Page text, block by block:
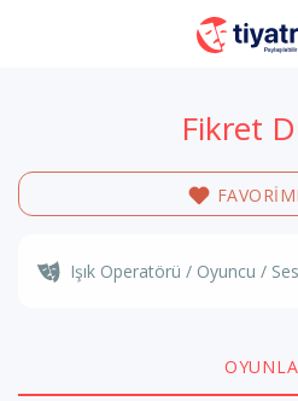
Fikret
Işık Operatörü / Oyuncu /